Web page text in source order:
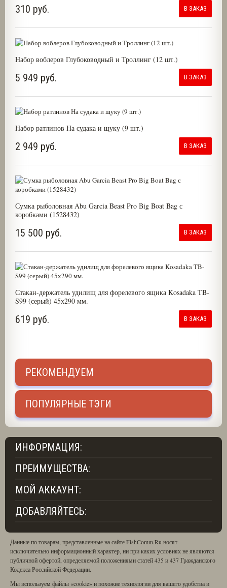
310 руб. В ЗАКАЗ
Набор воблеров Глубоководный и Троллинг (12 шт.)
5 949 руб. В ЗАКАЗ
Набор ратлинов На судака и щуку (9 шт.)
2 949 руб. В ЗАКАЗ
Сумка рыболовная Abu Garcia Beast Pro Big Boat Bag с
коробками (1528432)
15 500 руб. В ЗАКАЗ
Стакан-держатель удилищ для форелевого ящика Kosadaka TB-
S99 (серый) 45х290 мм.
619 руб. В ЗАКАЗ
РЕКОМЕНДУЕМ
ПОПУЛЯРНЫЕ ТЭГИ
ИНФОРМАЦИЯ:
ПРЕИМУЩЕСТВА:
МОЙ АККАУНТ:
ДОБАВЛЯЙТЕСЬ:
Данные по товарам, представленные на сайте FishComm.Ru носят
исключительно информационный характер, ни при каких условиях не являются
публичной офертой, определяемой положениями статей 435 и 437 Гражданского
Кодекса Российской Федерации.
Мы используем файлы «cookie» и похожие технологии для вашего удобства и